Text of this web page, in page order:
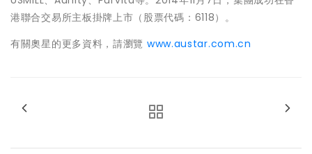
港聯合交易所主板掛牌上市（股票代碼：6118）。
有關奧星的更多資料，請瀏覽 www.austar.com.cn